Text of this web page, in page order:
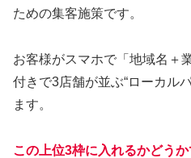
ための集客施策です。
お客様がスマホで「地域名＋
付きで3店舗が並ぶ“ローカル
ます。
この上位3枠に入れるかどう